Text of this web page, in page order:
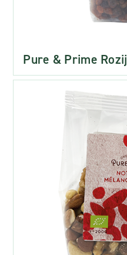
Pure & Prime